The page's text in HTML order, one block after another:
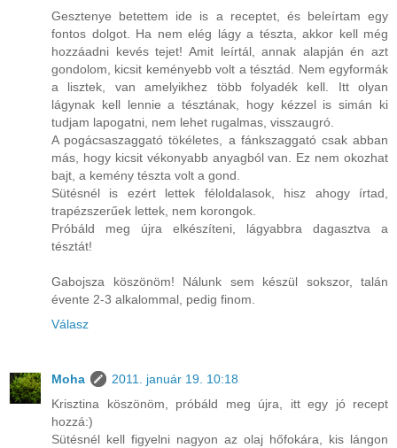
Gesztenye betettem ide is a receptet, és beleírtam egy
fontos dolgot. Ha nem elég lágy a tészta, akkor kell még
hozzáadni kevés tejet! Amit leírtál, annak alapján én azt
gondolom, kicsit keményebb volt a tésztád. Nem egyformák
a lisztek, van amelyikhez több folyadék kell. Itt olyan
lágynak kell lennie a tésztának, hogy kézzel is simán ki
tudjam lapogatni, nem lehet rugalmas, visszaugró.
A pogácsaszaggató tökéletes, a fánkszaggató csak abban
más, hogy kicsit vékonyabb anyagból van. Ez nem okozhat
bajt, a kemény tészta volt a gond.
Sütésnél is ezért lettek féloldalasok, hisz ahogy írtad,
trapézszerűek lettek, nem korongok.
Próbáld meg újra elkészíteni, lágyabbra dagasztva a
tésztát!
Gabojsza köszönöm! Nálunk sem készül sokszor, talán
évente 2-3 alkalommal, pedig finom.
Válasz
Moha
2011. január 19. 10:18
Krisztina köszönöm, próbáld meg újra, itt egy jó recept
hozzá:)
Sütésnél kell figyelni nagyon az olaj hőfokára, kis lángon